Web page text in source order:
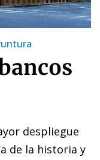
despliegue
de la historia y